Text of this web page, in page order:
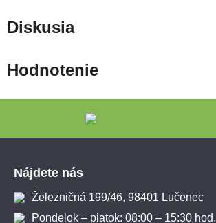
Diskusia
Hodnotenie
Nájdete nás
Železničná 199/46, 98401 Lučenec
Pondelok – piatok: 08:00 – 15:30 hod.